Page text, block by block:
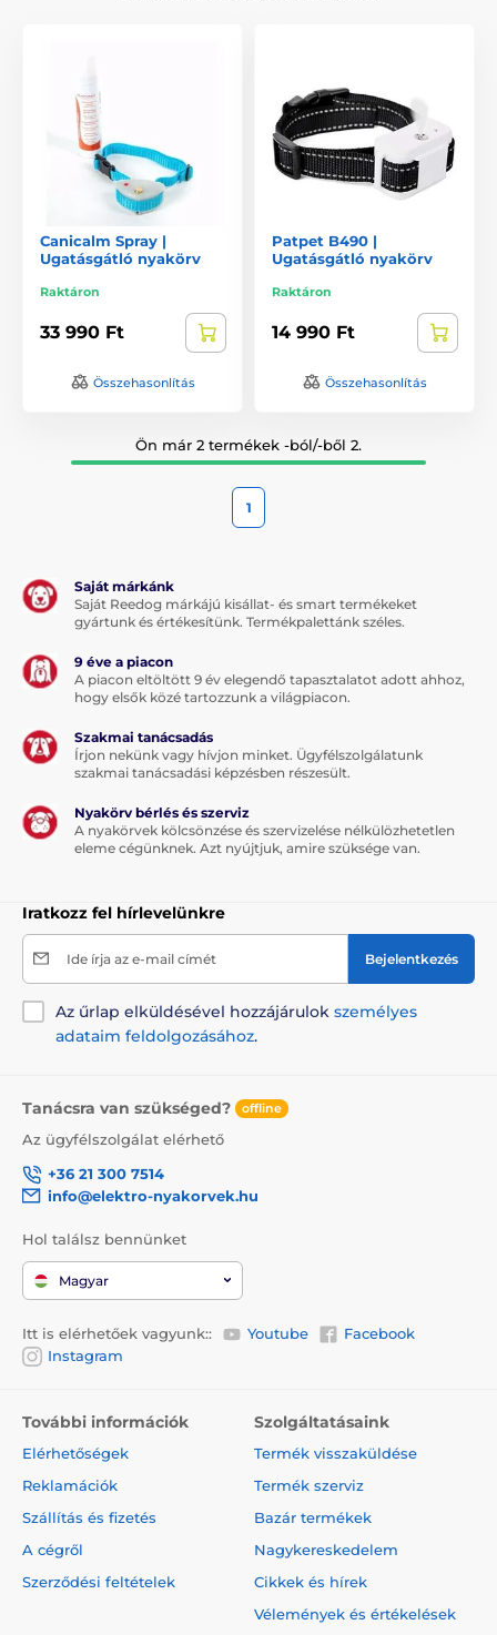
Canicalm Spray |
Ugatásgátló nyakörv
Raktáron
33 990 Ft
Összehasonlítás
Patpet B490 |
Ugatásgátló nyakörv
Raktáron
14 990 Ft
Összehasonlítás
Ön már 2 termékek -ból/-ből 2.
1
Saját márkánk
Saját Reedog márkájú kisállat- és smart termékeket
gyártunk és értékesítünk. Termékpalettánk széles.
9 éve a piacon
A piacon eltöltött 9 év elegendő tapasztalatot adott ahhoz,
hogy elsők közé tartozzunk a világpiacon.
Szakmai tanácsadás
Írjon nekünk vagy hívjon minket. Ügyfélszolgálatunk
szakmai tanácsadási képzésben részesült.
Nyakörv bérlés és szerviz
A nyakörvek kölcsönzése és szervizelése nélkülözhetetlen
eleme cégünknek. Azt nyújtjuk, amire szüksége van.
Iratkozz fel hírlevelünkre
Ide írja az e-mail címét Bejelentkezés
Az űrlap elküldésével hozzájárulok személyes
adataim feldolgozásához.
Tanácsra van szükséged? offline
Az ügyfélszolgálat elérhető
+36 21 300 7514
info@elektro-nyakorvek.hu
Hol találsz bennünket
Magyar
Itt is elérhetőek vagyunk:: Youtube
Facebook
Instagram
További információk
Elérhetőségek
Reklamációk
Szállítás és fizetés
A cégről
Szerződési feltételek
Szolgáltatásaink
Termék visszaküldése
Termék szerviz
Bazár termékek
Nagykereskedelem
Cikkek és hírek
Vélemények és értékelések